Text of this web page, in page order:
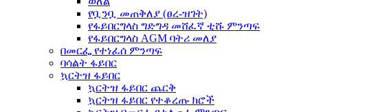
የቧንቧ መጠቅለያ (ፀረ-ዝገት)
የፋይበርግላስ ግድግዳ መሸፈኛ ቲሹ ምንጣፍ
የፋይበርግላስ AGM ባትሪ መለያ
በመርፌ የተነፈሰ ምንጣፍ
ባሳልት ፋይበር
ኳርትዝ ፋይበር
ኳርትዝ ፋይበር ጨርቅ
ኳርትዝ ፋይበር የተቆረጡ ክሮች